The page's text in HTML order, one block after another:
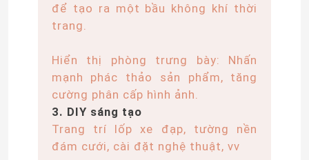
Đèn LED Neon Strip ngoài trời
để tạo ra một bầu không khí thời
trang.
Hiển thị phòng trưng bày: Nhấn
mạnh phác thảo sản phẩm, tăng
cường phân cấp hình ảnh.
3. DIY sáng tạo
Trang trí lốp xe đạp, tường nền
đám cưới, cài đặt nghệ thuật, vv